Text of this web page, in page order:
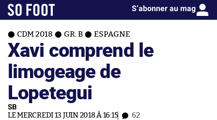
S’abonner au mag
CDM 2018 GR. B ESPAGNE
Xavi comprend le
limogeage de
Lopetegui
SB
LE MERCREDI 13 JUIN 2018 À 16:15 62